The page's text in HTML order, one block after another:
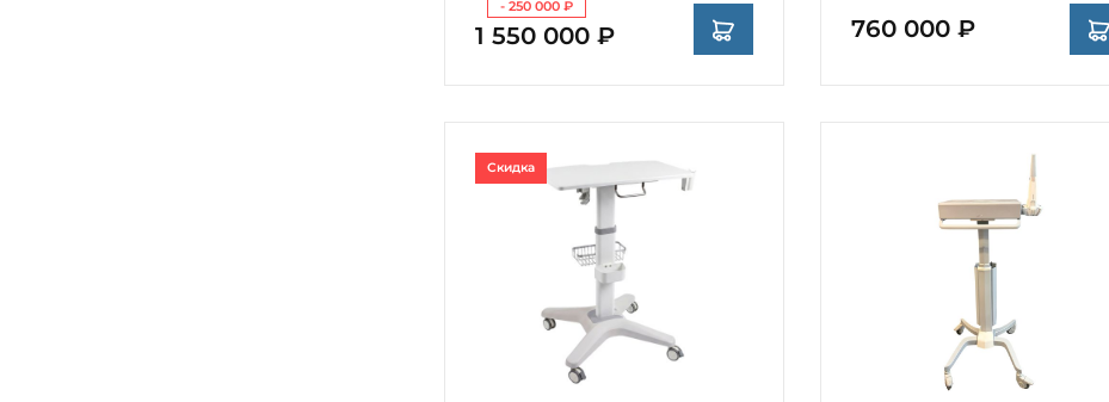
- 250 000 ₽
1 550 000 ₽ 760 000 ₽
Скидка